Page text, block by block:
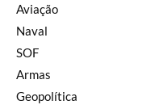
Aviação
Naval
SOF
Armas
Geopolítica